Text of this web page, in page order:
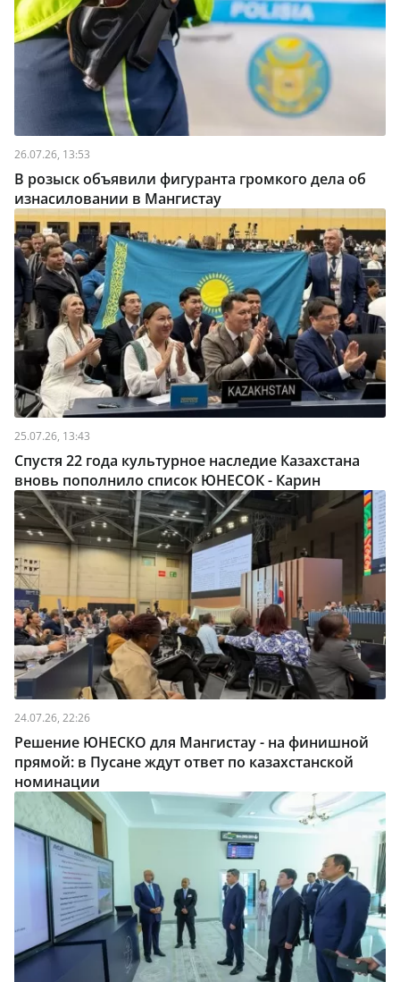
26.07.26, 13:53
В розыск объявили фигуранта громкого дела об
изнасиловании в Мангистау
25.07.26, 13:43
Спустя 22 года культурное наследие Казахстана
вновь пополнило список ЮНЕСОК - Карин
24.07.26, 22:26
Решение ЮНЕСКО для Мангистау - на финишной
прямой: в Пусане ждут ответ по казахстанской
номинации